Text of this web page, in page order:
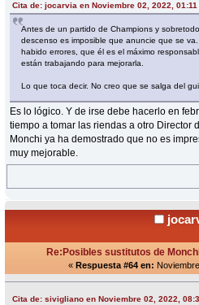
Cita de: jocarvia en Noviembre 02, 2022, 01:11
Antes de un partido de Champions y
descenso es imposible que anuncie que se
habido errores, que él es el máximo
están trabajando para mejorarla.
Lo que toca decir. No creo que se salga del
Es lo lógico. Y de irse debe hacerlo en
tiempo a tomar las riendas a otro Director
Monchi ya ha demostrado que no es
muy mejorable.
Re:Posibles sustitutos de
« Respuesta #64 en:
Cita de: sivigliano en Noviembre 02, 2022,